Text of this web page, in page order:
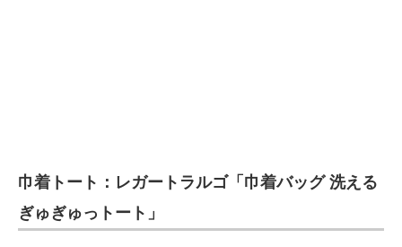
巾着トート：レガートラルゴ「巾着バッグ 洗える
ぎゅぎゅっトート」